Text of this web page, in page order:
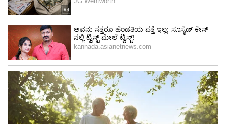
ಚಿಕ್ಕಮಗಳೂರು -89.72
ಚಿತ್ರದುರ್ಗ - 89.74
ದಕ್ಷಿಣ ಕನ್ನಡ - 88.15
ದಾವಣಗೆರೆ - 90.77
ಧಾರವಾಡ -89.02
ಗದಗ - 89.26